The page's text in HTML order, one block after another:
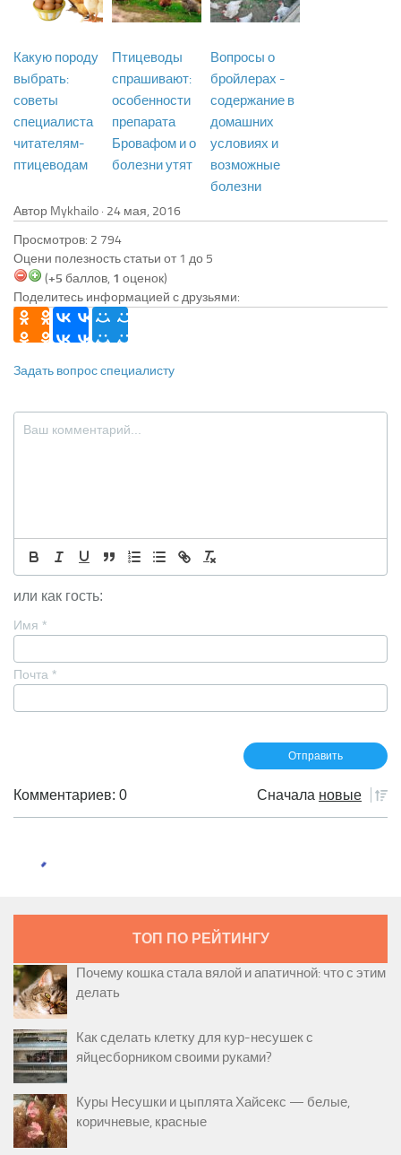
Какую породу
выбрать:
советы
специалиста
читателям-
птицеводам
Птицеводы
спрашивают:
особенности
препарата
Бровафом и о
болезни утят
Вопросы о
бройлерах -
содержание в
домашних
условиях и
возможные
болезни
Автор Mykhailo ·
Просмотров: 2 794
Оцени полезность статьи от 1 до 5
(+5 баллов, 1 оценок)
Поделитесь информацией с друзьями:
Задать вопрос специалисту
или как гость:
Имя *
Почта *
Комментариев: 0 Сначала новые
ТОП ПО РЕЙТИНГУ
Почему кошка стала вялой и апатичной: что с этим
делать
Как сделать клетку для кур-несушек с
яйцесборником своими руками?
Куры Несушки и цыплята Хайсекс — белые,
коричневые, красные